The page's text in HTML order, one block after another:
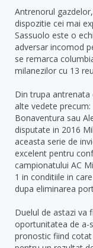
Antrenorul
dispozitie cei mai
Sassuolo este o
adversar incomod
se remarca
milanezilor cu 13
Din trupa antrenata
alte vedete
Bonaventura sau
disputate in 2016
aceasta serie de
excelent pentru
campionatului AC
1 in conditiile in
dupa eliminarea
Duelul de astazi va
oportunitatea de a-
pronostic fiind cotat